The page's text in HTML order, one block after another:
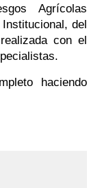
Agrícolas
del
con el
haciendo